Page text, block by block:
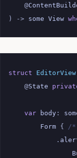
@
)
-> some View
struct EditorView
@State
var body :
Form { /
.